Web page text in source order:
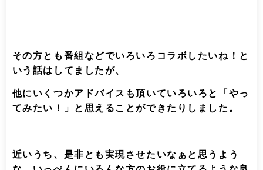
その方とも番組などでいろいろコラボしたいね！と
いう話はしてましたが、
他にいくつかアドバイスも頂いていろいろと「やっ
てみたい！」と思えることができたりしました。
近いうち、是非とも実現させたいなぁと思うよう